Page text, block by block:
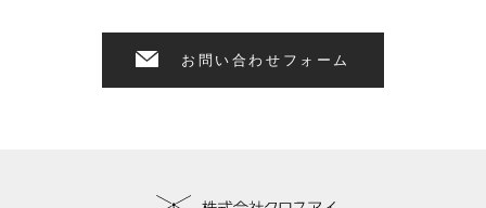
お問い合わせフォーム